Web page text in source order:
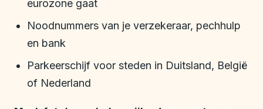
eurozone gaat
Noodnummers van je verzekeraar, pechhulp
en bank
Parkeerschijf voor steden in Duitsland, België
of Nederland